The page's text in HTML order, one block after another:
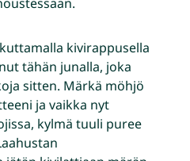
kivirappusella
tähän junalla, joka
sitten. Märkä möhjö
ja vaikka nyt
kylmä tuuli puree